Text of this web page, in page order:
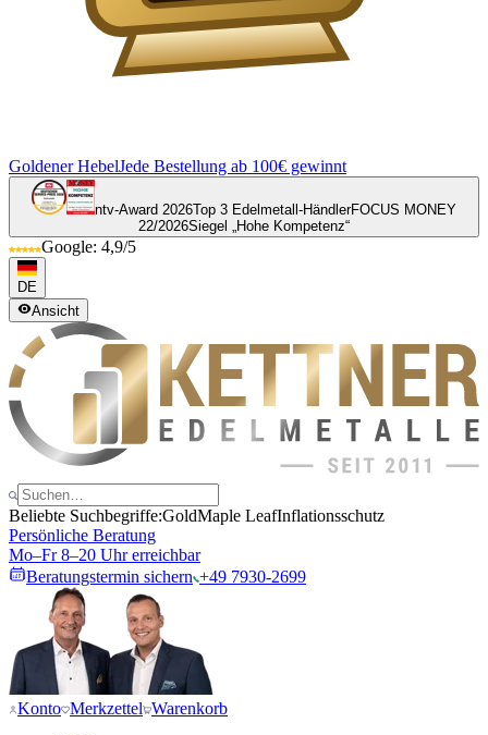
Goldener HebelJede Bestellung ab 100€ gewinnt
ntv-Award 2026Top 3 Edelmetall-HändlerFOCUS MONEY
22/2026Siegel „Hohe Kompetenz“
Google: 4,9/5
DE
Ansicht
Beliebte Suchbegriffe:GoldMaple LeafInflationsschutz
Persönliche Beratung
Mo–Fr 8–20 Uhr erreichbar
Beratungstermin sichern +49 7930-2699
Konto Merkzettel Warenkorb